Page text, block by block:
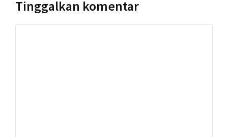
Tinggalkan komentar